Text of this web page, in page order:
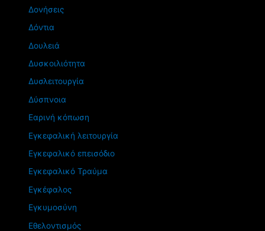
Δονήσεις
Δόντια
Δουλειά
Δυσκοιλιότητα
Δυσλειτουργία
Δύσπνοια
Εαρινή κόπωση
Εγκεφαλική λειτουργία
Εγκεφαλικό επεισόδιο
Εγκεφαλικό Τραύμα
Εγκέφαλος
Εγκυμοσύνη
Εθελοντισμός